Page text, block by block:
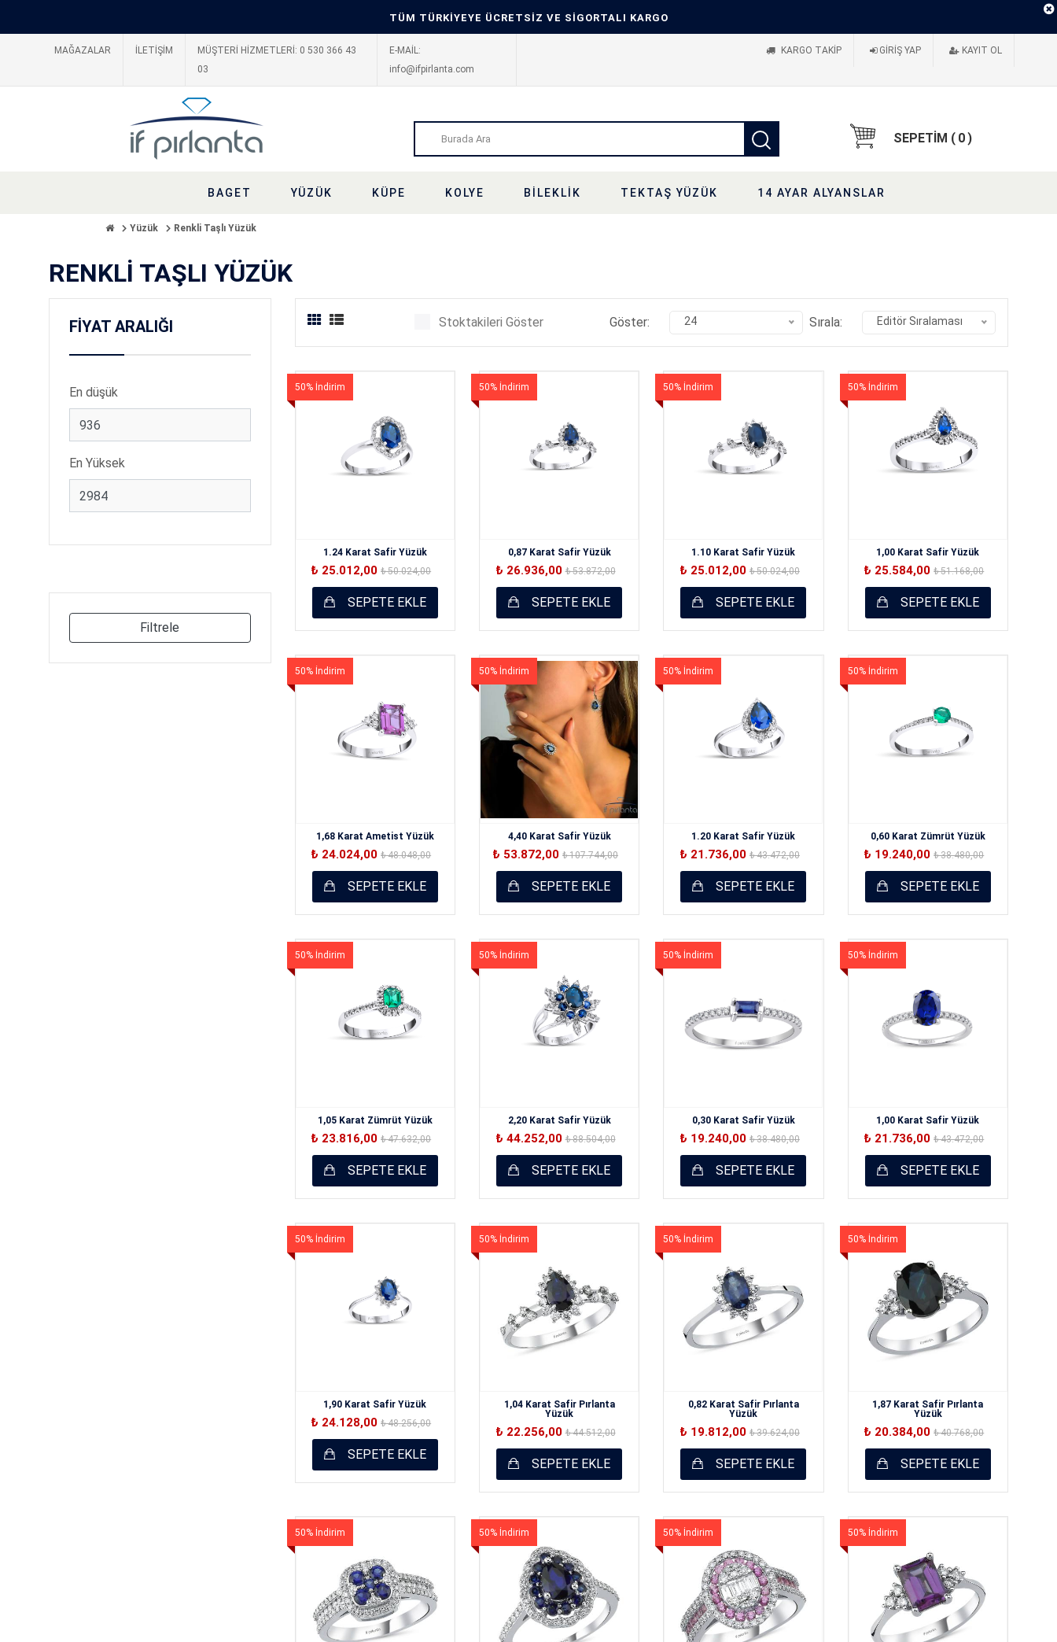
TÜM TÜRKİYEYE ÜCRETSİZ VE SİGORTALI KARGO
MAĞAZALAR İLETİŞİM
MÜŞTERİ HİZMETLERİ: 0 530 366 43
03
E-MAİL:
info@ifpirlanta.com
KARGO TAKIP GIRIŞ YAP KAYIT OL
SEPETİM ( 0)
BAGET YÜZÜK KÜPE KOLYE BILEKLIK TEKTAŞ YÜZÜK 14 AYAR ALYANSLAR
Yüzük Renkli Taşlı Yüzük
RENKLI TAŞLI YÜZÜK
FİYAT ARALIĞI
En düşük
En Yüksek
Filtrele
Stoktakileri Göster Göster: 24 Sırala: Editör Sıralaması
50% İndirim
1.24 Karat Safir Yüzük
₺ 25.012,00₺ 50.024,00
SEPETE EKLE
50% İndirim
0,87 Karat Safir Yüzük
₺ 26.936,00₺ 53.872,00
SEPETE EKLE
50% İndirim
1.10 Karat Safir Yüzük
₺ 25.012,00 ₺ 50.024,00
SEPETE EKLE
50% İndirim
1,00 Karat Safir Yüzük
₺ 25.584,00₺ 51.168,00
SEPETE EKLE
50% İndirim
1,68 Karat Ametist Yüzük
₺ 24.024,00₺ 48.048,00
SEPETE EKLE
50% İndirim
4,40 Karat Safir Yüzük
₺ 53.872,00₺ 107.744,00
SEPETE EKLE
50% İndirim
1.20 Karat Safir Yüzük
₺ 21.736,00 ₺ 43.472,00
SEPETE EKLE
50% İndirim
0,60 Karat Zümrüt Yüzük
₺ 19.240,00₺ 38.480,00
SEPETE EKLE
50% İndirim
1,05 Karat Zümrüt Yüzük
₺ 23.816,00₺ 47.632,00
SEPETE EKLE
50% İndirim
2,20 Karat Safir Yüzük
₺ 44.252,00₺ 88.504,00
SEPETE EKLE
50% İndirim
0,30 Karat Safir Yüzük
₺ 19.240,00 ₺ 38.480,00
SEPETE EKLE
50% İndirim
1,00 Karat Safir Yüzük
₺ 21.736,00₺ 43.472,00
SEPETE EKLE
50% İndirim
1,90 Karat Safir Yüzük
₺ 24.128,00₺ 48.256,00
SEPETE EKLE
50% İndirim
1,04 Karat Safir Pırlanta
Yüzük
₺ 22.256,00₺ 44.512,00
SEPETE EKLE
50% İndirim
0,82 Karat Safir Pırlanta
Yüzük
₺ 19.812,00 ₺ 39.624,00
SEPETE EKLE
50% İndirim
1,87 Karat Safir Pırlanta
Yüzük
₺ 20.384,00₺ 40.768,00
SEPETE EKLE
50% İndirim 50% İndirim 50% İndirim 50% İndirim